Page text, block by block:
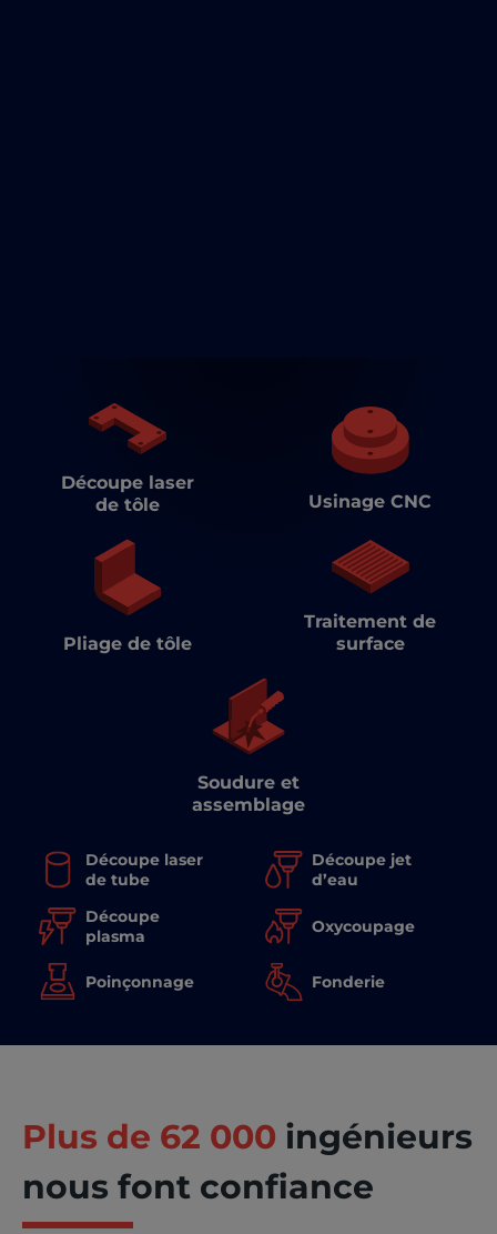
Découpe laser
de tôle
Usinage CNC
Pliage de tôle
Traitement de
surface
Soudure et
assemblage
Découpe laser
de tube
Découpe jet
d’eau
Découpe
plasma
Oxycoupage
Poinçonnage Fonderie
Plus de 62 000 ingénieurs
nous font confiance